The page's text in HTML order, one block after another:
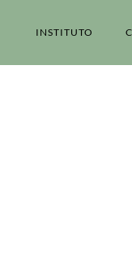
INSTITUTO